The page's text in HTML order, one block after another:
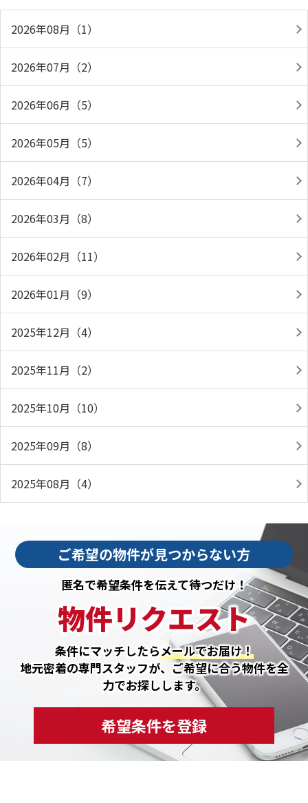
2026年08月（1）
2026年07月（2）
2026年06月（5）
2026年05月（5）
2026年04月（7）
2026年03月（8）
2026年02月（11）
2026年01月（9）
2025年12月（4）
2025年11月（2）
2025年10月（10）
2025年09月（8）
2025年08月（4）
ご希望の物件が見つからない方
匿名で希望条件を伝えて待つだけ！
物件リクエスト
条件にマッチしたらメールでお届け！
地元密着の専門スタッフが、ご希望に合う物件を全
力でお探しします。
希望条件を登録